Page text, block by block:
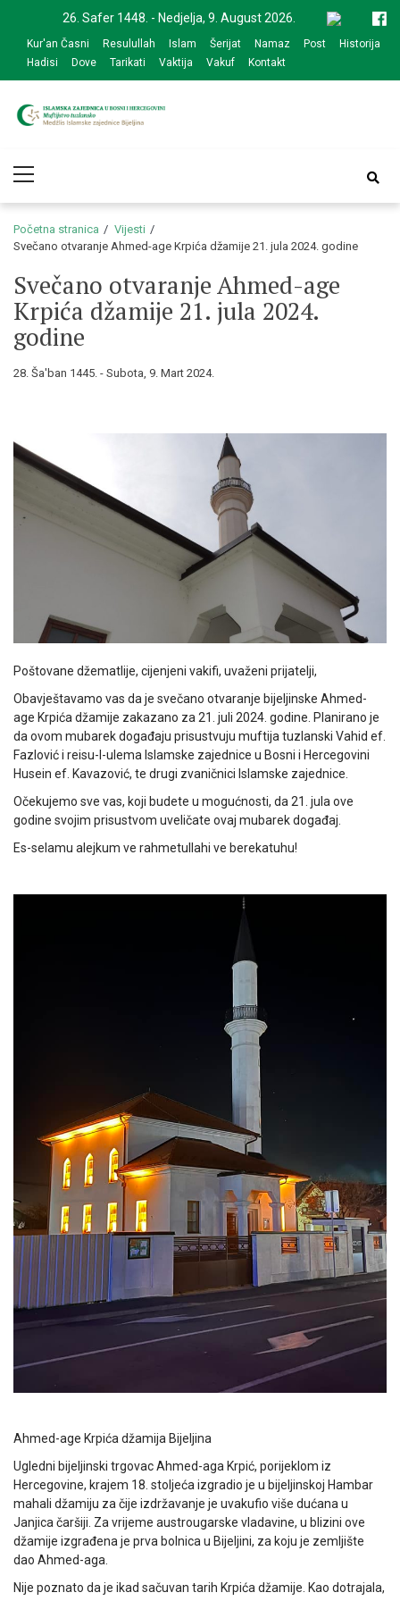
navigation
content
26. Safer 1448. - Nedjelja, 9. August 2026.
Kur'an Časni Resulullah Islam Šerijat Namaz Post
Historija
Hadisi
Dove Tarikati Vaktija Vakuf Kontakt
zajednice Bijeljina
Menu
Početna stranica
Vijesti
Svečano otvaranje Ahmed-age Krpića džamije 21. jula 2024. godine
Svečano otvaranje Ahmed-age
Krpića džamije 21. jula 2024.
godine
28. Ša'ban 1445. - Subota, 9. Mart 2024.
Poštovane džematlije, cijenjeni vakifi, uvaženi prijatelji,
Obavještavamo vas da je svečano otvaranje bijeljinske Ahmed-
age Krpića džamije zakazano za 21. juli 2024. godine. Planirano je
da ovom mubarek događaju prisustvuju muftija tuzlanski Vahid ef.
Fazlović i reisu-l-ulema Islamske zajednice u Bosni i Hercegovini
Husein ef. Kavazović, te drugi zvaničnici Islamske zajednice.
Očekujemo sve vas, koji budete u mogućnosti, da 21. jula ove
godine svojim prisustvom uveličate ovaj mubarek događaj.
Es-selamu alejkum ve rahmetullahi ve berekatuhu!
Ahmed-age Krpića džamija Bijeljina
Ugledni bijeljinski trgovac Ahmed-aga Krpić, porijeklom iz
Hercegovine, krajem 18. stoljeća izgradio je u bijeljinskoj Hambar
mahali džamiju za čije izdržavanje je uvakufio više dućana u
Janjica čaršiji. Za vrijeme austrougarske vladavine, u blizini ove
džamije izgrađena je prva bolnica u Bijeljini, za koju je zemljište
dao Ahmed-aga.
Nije poznato da je ikad sačuvan tarih Krpića džamije. Kao dotrajala,